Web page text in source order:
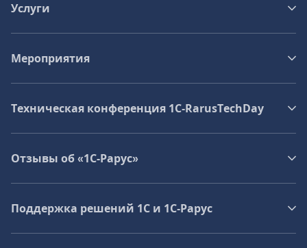
Услуги
Мероприятия
Техническая конференция 1C‑RarusTechDay
Отзывы об «1С-Рарус»
Поддержка решений 1С и 1С‑Рарус